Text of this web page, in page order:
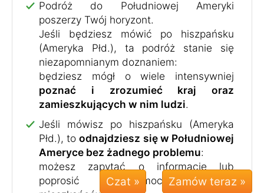
Podróż do Południowej Ameryki
poszerzy Twój horyzont.
Jeśli będziesz mówić po hiszpańsku
(Ameryka Płd.), ta podróż stanie się
niezapomnianym doznaniem:
będziesz mógł o wiele intensywniej
poznać i zrozumieć kraj oraz
zamieszkujących w nim ludzi.
Jeśli mówisz po hiszpańsku (Ameryka
Płd.), toodnajdziesz się w Południowej
Ameryce bez żadnego problemu:
możesz zapytać o informację lub
poprosić o pomoc tutejszych
Czat »